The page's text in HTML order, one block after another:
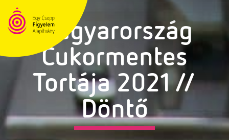
Magyarország
Cukormentes
Tortája 2021 //
Döntő